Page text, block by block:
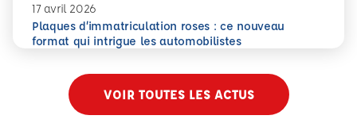
17 avril 2026
Plaques d’immatriculation roses : ce nouveau
format qui intrigue les automobilistes
En savoir plus
Plaques d’immatriculation roses : ce nouveau format
VOIR TOUTES LES ACTUS